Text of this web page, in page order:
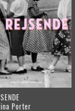
Porter